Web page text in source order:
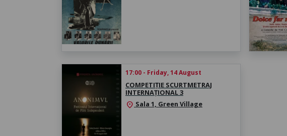
17:00 - Friday, 14 August
COMPETIȚIE SCURTMETRAJ
INTERNAȚIONAL 3
location_on Sala 1, Green Village